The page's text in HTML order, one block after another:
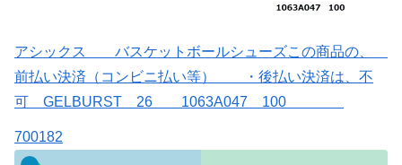
アシックス バスケットボールシューズこの商品の、
前払い決済（コンビニ払い等） ・後払い決済は、不
可 GELBURST 26 1063A047 100
700182